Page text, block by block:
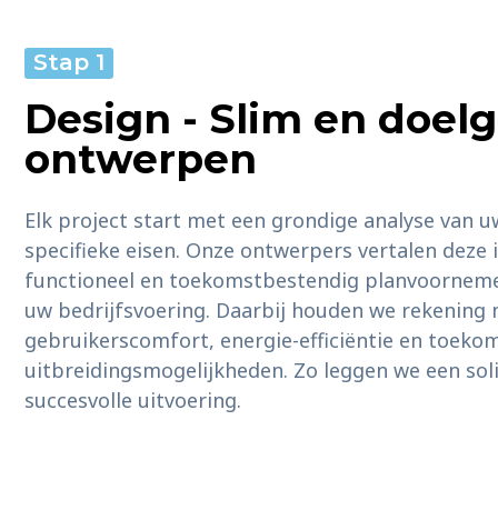
Stap 1
Design - Slim en
ontwerpen
Elk project start met een grondige analyse van
specifieke eisen. Onze ontwerpers vertalen deze
functioneel en toekomstbestendig
uw bedrijfsvoering. Daarbij houden we
gebruikerscomfort, energie-efficiëntie en
uitbreidingsmogelijkheden. Zo leggen we een
succesvolle uitvoering.